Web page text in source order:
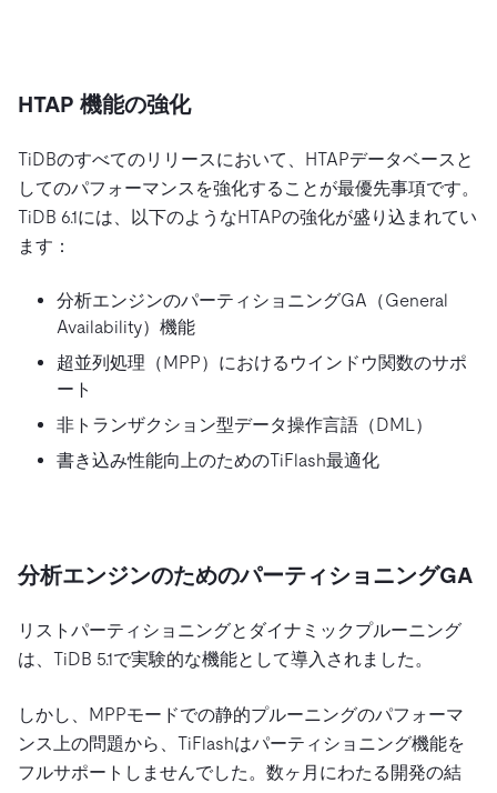
HTAP 機能の強化
TiDBのすべてのリリースにおいて、HTAPデータベースと
してのパフォーマンスを強化することが最優先事項です。
TiDB 6.1には、以下のようなHTAPの強化が盛り込まれてい
ます：
分析エンジンのパーティショニングGA（General
Availability）機能
超並列処理（MPP）におけるウインドウ関数のサポ
ート
非トランザクション型データ操作言語（DML）
書き込み性能向上のためのTiFlash最適化
分析エンジンのためのパーティショニングGA
リストパーティショニングとダイナミックプルーニング
は、TiDB 5.1で実験的な機能として導入されました。
しかし、MPPモードでの静的プルーニングのパフォーマ
ンス上の問題から、TiFlashはパーティショニング機能を
フルサポートしませんでした。数ヶ月にわたる開発の結